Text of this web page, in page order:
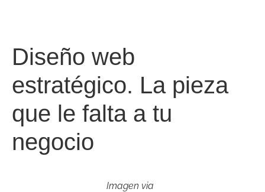
Diseño web
estratégico. La pieza
que le falta a tu
negocio
Imagen via